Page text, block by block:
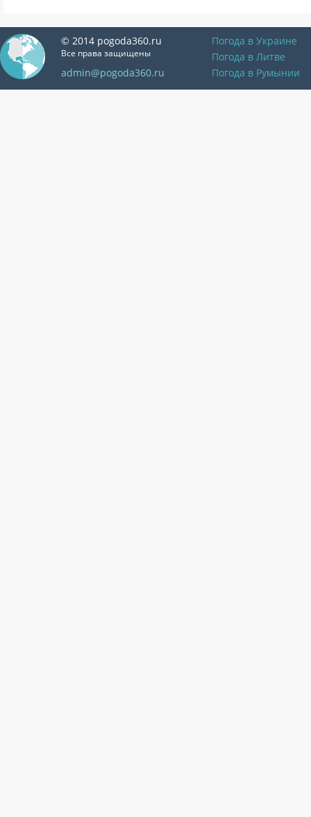
© 2014 pogoda360.ru
Все права защищены
admin@pogoda360.ru
Погода в Украине
Погода в Литве
Погода в Румынии